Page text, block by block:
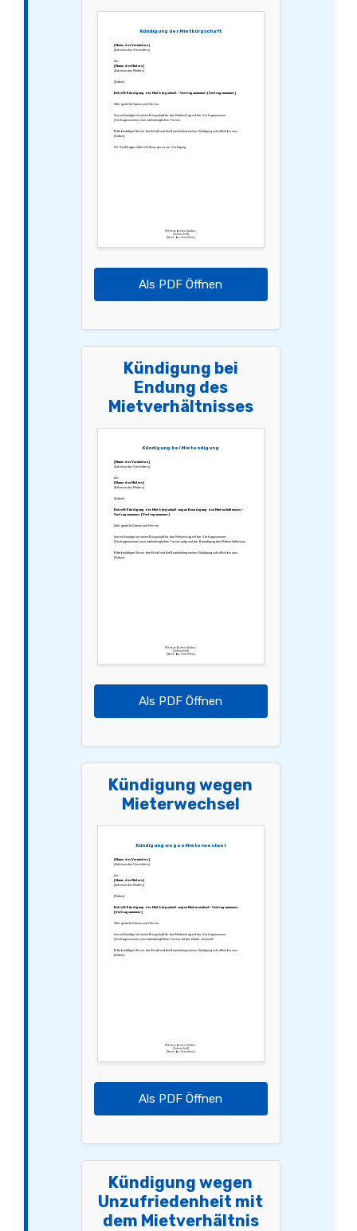
Kündigung der Mietbürgschaft
[Name des Vermieters]
[Adresse des Vermieters]
An:
[Name des Mieters]
[Adresse des Mieters]
[Datum]
Betreff: Kündigung der Mietbürgschaft – Vertragsnummer: [Vertragsnummer]
Sehr geehrte Damen und Herren,
hiermit kündige ich meine Bürgschaft für den Mietvertrag mit der Vertragsnummer
[Vertragsnummer] zum nächstmöglichen Termin.
Bitte bestätigen Sie mir den Erhalt und die Bearbeitung meiner Kündigung schriftlich bis zum
[Datum].
Für Rückfragen stehe ich Ihnen gerne zur Verfügung.
Mit freundlichen Grüßen,
[Unterschrift]
[Name des Vermieters]
Als PDF Öffnen
Kündigung bei
Endung des
Mietverhältnisses
Kündigung bei Mietendigung
[Name des Vermieters]
[Adresse des Vermieters]
An:
[Name des Mieters]
[Adresse des Mieters]
[Datum]
Betreff: Kündigung der Mietbürgschaft wegen Beendigung des Mietverhältnisses –
Vertragsnummer: [Vertragsnummer]
Sehr geehrte Damen und Herren,
hiermit kündige ich meine Bürgschaft für den Mietvertrag mit der Vertragsnummer
[Vertragsnummer] zum nächstmöglichen Termin aufgrund der Beendigung des Mietverhältnisses.
Bitte bestätigen Sie mir den Erhalt und die Bearbeitung meiner Kündigung schriftlich bis zum
[Datum].
Mit freundlichen Grüßen,
[Unterschrift]
[Name des Vermieters]
Als PDF Öffnen
Kündigung wegen
Mieterwechsel
Kündigung wegen Mieterwechsel
[Name des Vermieters]
[Adresse des Vermieters]
An:
[Name des Mieters]
[Adresse des Mieters]
[Datum]
Betreff: Kündigung der Mietbürgschaft wegen Mieterwechsel – Vertragsnummer:
[Vertragsnummer]
Sehr geehrte Damen und Herren,
hiermit kündige ich meine Bürgschaft für den Mietvertrag mit der Vertragsnummer
[Vertragsnummer] zum nächstmöglichen Termin, da der Mieter wechselt.
Bitte bestätigen Sie mir den Erhalt und die Bearbeitung meiner Kündigung schriftlich bis zum
[Datum].
Mit freundlichen Grüßen,
[Unterschrift]
[Name des Vermieters]
Als PDF Öffnen
Kündigung wegen
Unzufriedenheit mit
dem Mietverhältnis